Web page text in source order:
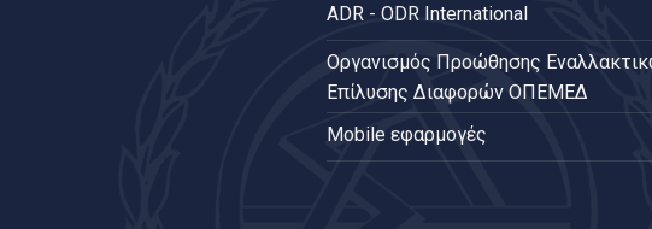
ADR - ODR International
Oργανισμός Προώθησης
Επίλυσης Διαφορών ΟΠΕΜΕΔ
Mobile εφαρμογές